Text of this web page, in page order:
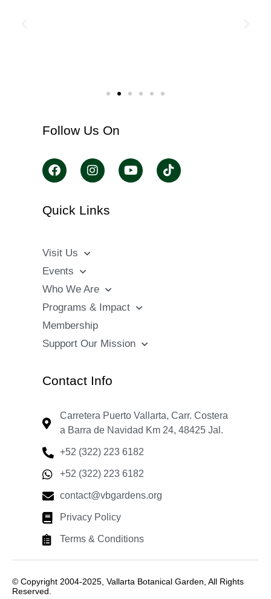
Follow Us On
Quick Links
Visit Us
Events
Who We Are
Programs & Impact
Membership
Support Our Mission
Contact Info
Carretera Puerto Vallarta, Carr. Costera
a Barra de Navidad Km 24, 48425 Jal.
+52 (322) 223 6182
+52 (322) 223 6182
contact@vbgardens.org
Privacy Policy
Terms & Conditions
© Copyright 2004-2025, Vallarta Botanical Garden, All Rights
Reserved.